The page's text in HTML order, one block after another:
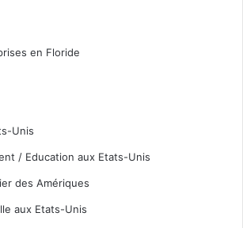
en Floride
Unis
/ Education aux Etats-Unis
des Amériques
aux Etats-Unis